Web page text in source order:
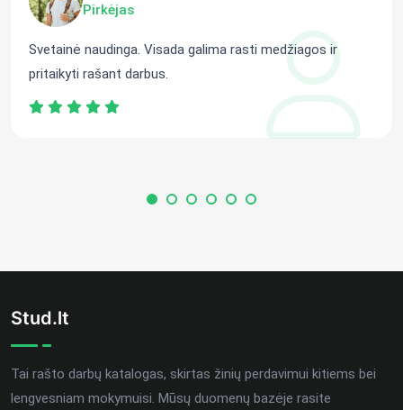
Pirkėjas
Svetainė naudinga. Visada galima rasti medžiagos ir
pritaikyti rašant darbus.
Stud.lt
Tai rašto darbų katalogas, skirtas žinių perdavimui kitiems bei
lengvesniam mokymuisi. Mūsų duomenų bazėje rasite